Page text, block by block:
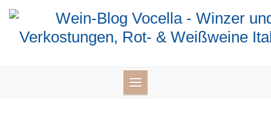
Skip
content